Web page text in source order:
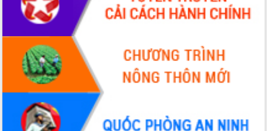
Giai đoạn 2026-2030, Đắk Lắk phấn
đấu có 77% xã đạt chuẩn nông thôn
Chuyển đổi số 'mở đường' cho nông
nghiệp Đắk Lắk tăng trưởng bứt phá
Triển khai đồng bộ đo đạc, lập hồ sơ
địa chính, hoàn thiện cơ sở dữ liệu đất
đai
Ứng dụng sinh trắc học - Bước tiến
trong hành trình chuyển đổi số tại Đắk